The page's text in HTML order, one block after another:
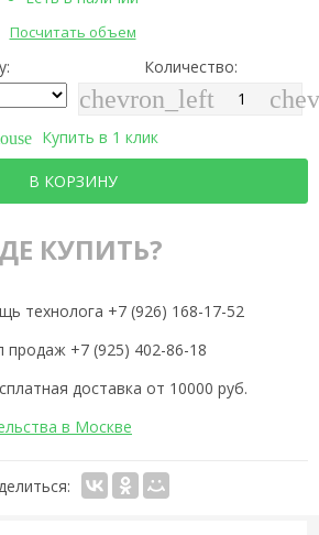
Посчитать объем
Количество:
chevron_left
Купить в 1 клик
В КОРЗИНУ
КУПИТЬ?
технолога +7 (926) 168-17-52
продаж +7 (925) 402-86-18
доставка от 10000 руб.
в Москве